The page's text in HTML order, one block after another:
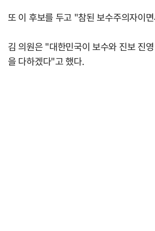
또 이 후보를 두고 "참된 보수주의자이
김 의원은 "대한민국이 보수와 진보 진
을 다하겠다"고 했다.